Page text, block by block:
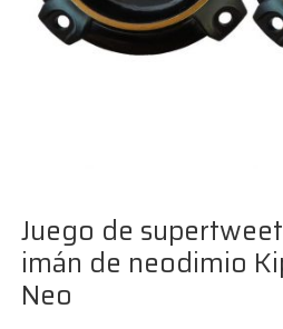
Juego de
imán de neodimio
Neo